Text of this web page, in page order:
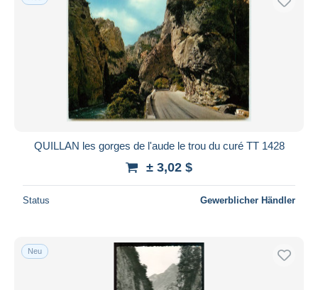
QUILLAN les gorges de l'aude le trou du curé TT 1428
± 3,02 $
Status Gewerblicher Händler
Neu